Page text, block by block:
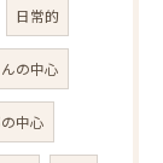
日常的
の中心
中心